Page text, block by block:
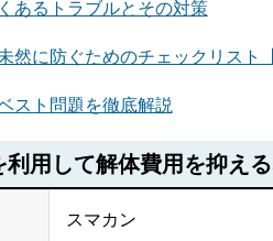
あるトラブルとその対策
然に防ぐためのチェックリスト
スト問題を徹底解説
用して解体費用を抑え
スマカン